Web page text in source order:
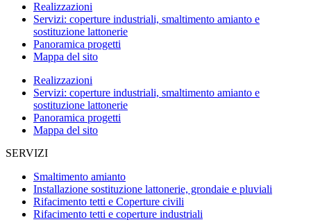
Realizzazioni
Servizi: coperture industriali, smaltimento amianto e
sostituzione lattonerie
Panoramica progetti
Mappa del sito
Realizzazioni
Servizi: coperture industriali, smaltimento amianto e
sostituzione lattonerie
Panoramica progetti
Mappa del sito
SERVIZI
Smaltimento amianto
Installazione sostituzione lattonerie, grondaie e pluviali
Rifacimento tetti e Coperture civili
Rifacimento tetti e coperture industriali